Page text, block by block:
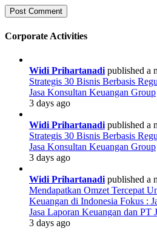
Corporate Activities
Widi Prihartanadi published a
Strategis 30 Bisnis Berbasis
Jasa Konsultan Keuangan Group
3 days ago
Widi Prihartanadi published a
Strategis 30 Bisnis Berbasis
Jasa Konsultan Keuangan Group
3 days ago
Widi Prihartanadi published a
Mendapatkan Omzet Tercepat
Keuangan di Indonesia Fokus :
Jasa Laporan Keuangan dan PT
3 days ago